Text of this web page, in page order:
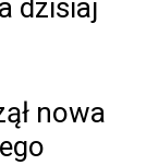
dzisiaj
nowa